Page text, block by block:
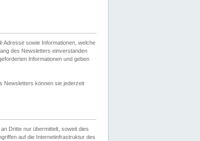
Adresse sowie Informationen, welche
des Newsletters einverstanden
Informationen und geben
Newsletters können sie jederzeit
Dritte nur übermittelt, soweit dies
auf die Internetinfrastruktur des